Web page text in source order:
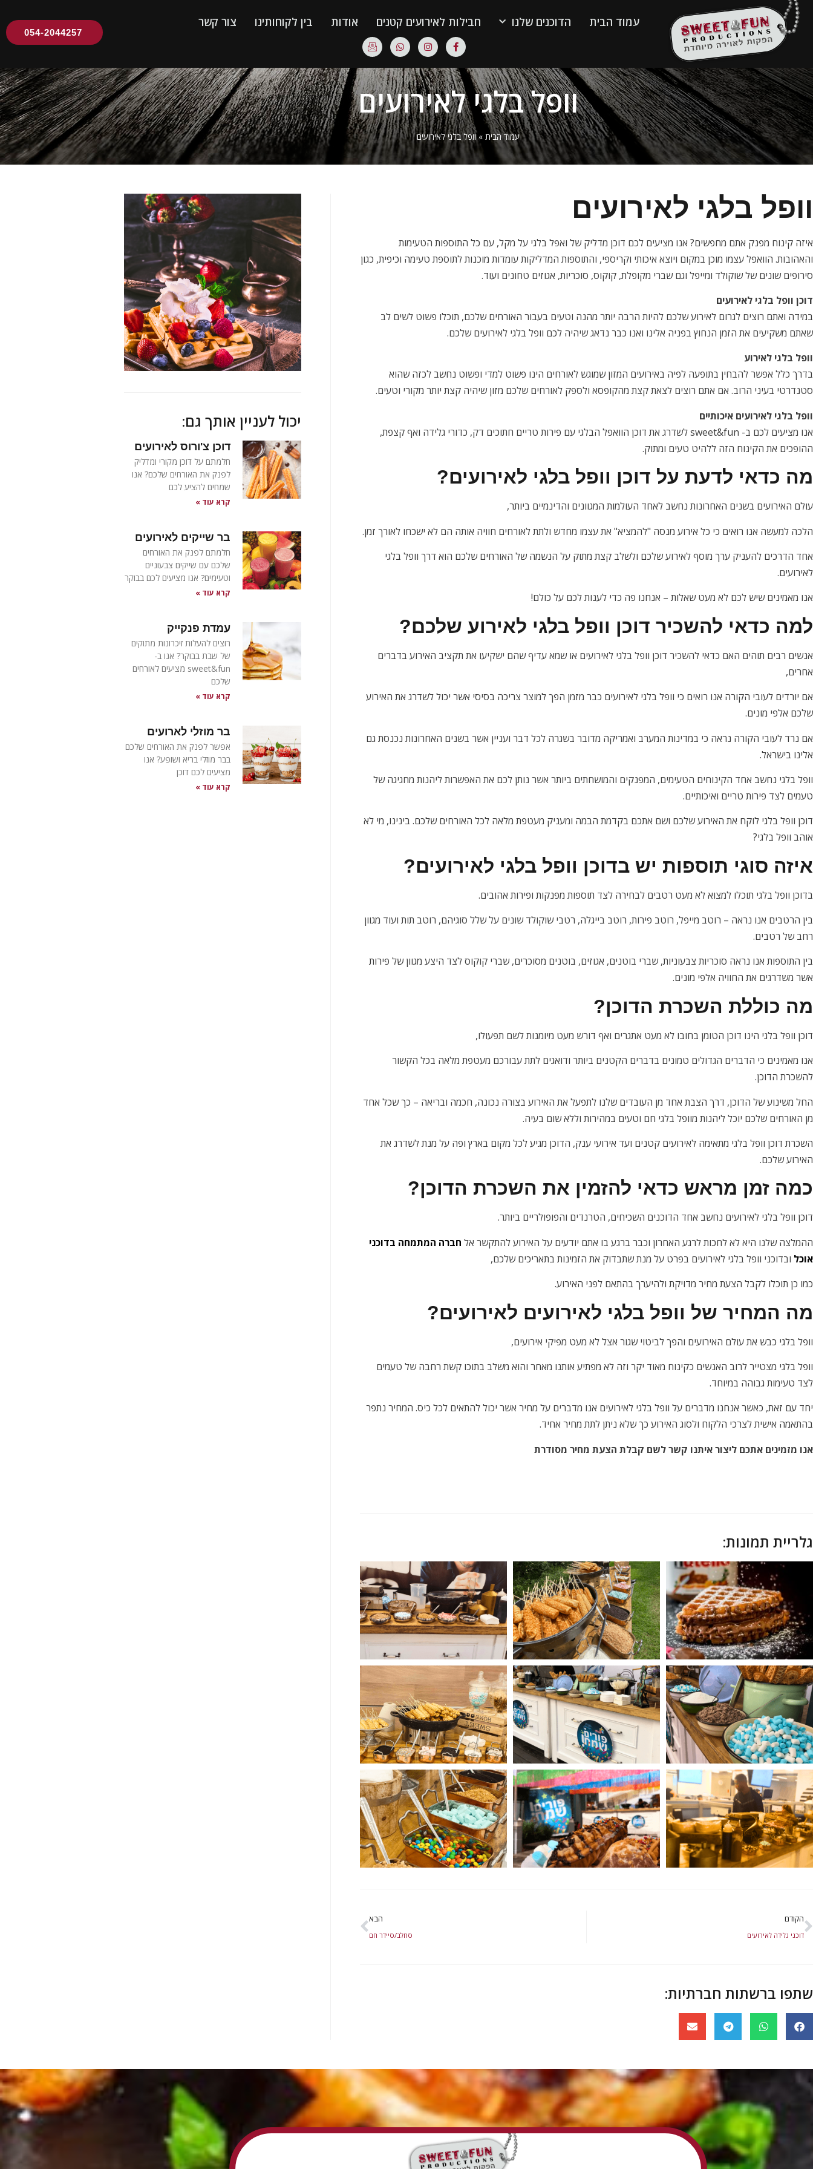
עמוד הבית הדוכנים שלנו חבילות לאירועים קטנים אודות בין לקוחותינו צור קשר
054-2044257
וופל בלגי לאירועים
עמוד הבית »וופל בלגי לאירועים
וופל בלגי לאירועים
איזה קינוח מפנק אתם מחפשים? אנו מציעים לכם דוכן מדליק של ואפל בלגי על מקל, עם כל התוספות הטעימות
והאהובות. הוואפל עצמו מוכן במקום ויוצא איכותי וקריספי, והתוספות המדליקות עומדות מוכנות לתוספת טעימה וכיפית, כגון
סירופים שונים של שוקולד ומייפל וגם שברי מקופלת, קוקוס, סוכריות, אגוזים טחונים ועוד.
דוכן וופל בלגי לאירועים
במידה ואתם רוצים לגרום לאירוע שלכם להיות הרבה יותר מהנה וטעים בעבור האורחים שלכם, תוכלו פשוט לשים לב
שאתם משקיעים את הזמן הנחוץ בפניה אלינו ואנו כבר נדאג שיהיה לכם וופל בלגי לאירועים שלכם.
וופל בלגי לאירוע
בדרך כלל אפשר להבחין בתופעה לפיה באירועים המזון שמוגש לאורחים הינו פשוט למדי ופשוט נחשב לכזה שהוא
סטנדרטי בעיני הרוב. אם אתם רוצים לצאת קצת מהקופסא ולספק לאורחים שלכם מזון שיהיה קצת יותר מקורי וטעים.
וופל בלגי לאירועים איכותיים
אנו מציעים לכם ב- sweet&fun לשדרג את דוכן הוואפל הבלגי עם פירות טריים חתוכים דק, כדורי גלידה ואף קצפת,
ההופכים את הקינוח הזה ללהיט טעים ומתוק.
מה כדאי לדעת על דוכן וופל בלגי לאירועים?
עולם האירועים בשנים האחרונות נחשב לאחד העולמות המגוונים והדינמיים ביותר,
הלכה למעשה אנו רואים כי כל אירוע מנסה "להמציא" את עצמו מחדש ולתת לאורחים חוויה אותה הם לא ישכחו לאורך זמן.
אחד הדרכים להעניק ערך מוסף לאירוע שלכם ולשלב קצת מתוק על הנשמה של האורחים שלכם הוא דרך וופל בלגי
לאירועים.
אנו מאמינים שיש לכם לא מעט שאלות – אנחנו פה כדי לענות לכם על כולם!
למה כדאי להשכיר דוכן וופל בלגי לאירוע שלכם?
אנשים רבים תוהים האם כדאי להשכיר דוכן וופל בלגי לאירועים או שמא עדיף שהם ישקיעו את תקציב האירוע בדברים
אחרים,
אם יורדים לעובי הקורה אנו רואים כי וופל בלגי לאירועים כבר מזמן הפך למוצר צריכה בסיסי אשר יכול לשדרג את האירוע
שלכם אלפי מונים.
אם נרד לעובי הקורה נראה כי במדינות המערב ואמריקה מדובר בשגרה לכל דבר ועניין אשר בשנים האחרונות נכנסת גם
אלינו בישראל.
וופל בלגי נחשב אחד הקינוחים הטעימים, המפנקים והמושחתים ביותר אשר נותן לכם את האפשרות ליהנות מחגיגה של
טעמים לצד פירות טריים ואיכותיים.
דוכן וופל בלגי לוקח את האירוע שלכם ושם אתכם בקדמת הבמה ומעניק מעטפת מלאה לכל האורחים שלכם. בינינו, מי לא
אוהב וופל בלגי?
איזה סוגי תוספות יש בדוכן וופל בלגי לאירועים?
בדוכן וופל בלגי תוכלו למצוא לא מעט רטבים לבחירה לצד תוספות מפנקות ופירות אהובים.
בין הרטבים אנו נראה – רוטב מייפל, רוטב פירות, רוטב בייגלה, רטבי שוקולד שונים על שלל סוגיהם, רוטב תות ועוד מגוון
רחב של רטבים.
בין התוספות אנו נראה סוכריות צבעוניות, שברי בוטנים, אגוזים, בוטנים מסוכרים, שברי קוקוס לצד היצע מגוון של פירות
אשר משדרגים את החוויה אלפי מונים.
מה כוללת השכרת הדוכן?
דוכן וופל בלגי הינו דוכן הטומן בחובו לא מעט אתגרים ואף דורש מעט מיומנות לשם תפעולו,
אנו מאמינים כי הדברים הגדולים טמונים בדברים הקטנים ביותר ודואגים לתת עבורכם מעטפת מלאה בכל הקשור
להשכרת הדוכן.
החל משינוע של הדוכן, דרך הצבת אחד מן העובדים שלנו לתפעל את האירוע בצורה נכונה, חכמה ובריאה – כך שכל אחד
מן האורחים שלכם יוכל ליהנות מוופל בלגי חם וטעים במהירות וללא שום בעיה.
השכרת דוכן וופל בלגי מתאימה לאירועים קטנים ועד אירועי ענק, הדוכן מגיע לכל מקום בארץ ופה על מנת לשדרג את
האירוע שלכם.
כמה זמן מראש כדאי להזמין את השכרת הדוכן?
דוכן וופל בלגי לאירועים נחשב אחד הדוכנים השכיחים, הטרנדים והפופולריים ביותר.
ההמלצה שלנו היא לא לחכות לרגע האחרון וכבר ברגע בו אתם יודעים על האירוע להתקשר אל חברה המתמחה בדוכני
אוכל ובדוכני וופל בלגי לאירועים בפרט על מנת שתבדוק את הזמינות בתאריכים שלכם,
כמו כן תוכלו לקבל הצעת מחיר מדויקת ולהיערך בהתאם לפני האירוע.
מה המחיר של וופל בלגי לאירועים לאירועים?
וופל בלגי כבש את עולם האירועים והפך לביטוי שגור אצל לא מעט מפיקי אירועים,
וופל בלגי מצטייר לרוב האנשים כקינוח מאוד יקר וזה לא מפתיע אותנו מאחר והוא משלב בתוכו קשת רחבה של טעמים
לצד טעימות גבוהה במיוחד.
יחד עם זאת, כאשר אנחנו מדברים על וופל בלגי לאירועים אנו מדברים על מחיר אשר יכול להתאים לכל כיס. המחיר נתפר
בהתאמה אישית לצרכי הלקוח ולסוג האירוע כך שלא ניתן לתת מחיר אחיד.
אנו מזמינים אתכם ליצור איתנו קשר לשם קבלת הצעת מחיר מסודרת
גלריית תמונות:
הקודם
דוכני גלידה לאירועים
הבא
סחלב/סיידר חם
שתפו ברשתות חברתיות:
יכול לעניין אותך גם:
דוכן צ'ורוס לאירועים
חלמתם על דוכן מקורי ומדליק
לפנק את האורחים שלכם? אנו
שמחים להציע לכם
קרא עוד »
בר שייקים לאירועים
חלמתם לפנק את האורחים
שלכם עם שייקים צבעוניים
וטעימים? אנו מציעים לכם בבוקר
קרא עוד »
עמדת פנקייק
רוצים להעלות זיכרונות מתוקים
של שבת בבוקר? אנו ב-
sweet&fun מציעים לאורחים
שלכם
קרא עוד »
בר מוזלי לארועים
אפשר לפנק את האורחים שלכם
בבר מוזלי בריא ושופע? אנו
מציעים לכם דוכן
קרא עוד »